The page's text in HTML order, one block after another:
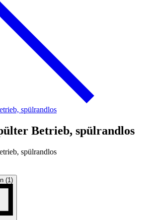
spülrandlos
Betrieb, spülrandlos
spülrandlos
(1)